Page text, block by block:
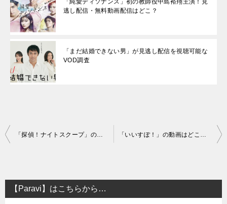
逃し配信・無料動画配信はどこ？
「まだ結婚できない男」が見逃し配信を視聴可能な
VOD調査
投
ビ
ゲ
【Paravi】はこちらから…